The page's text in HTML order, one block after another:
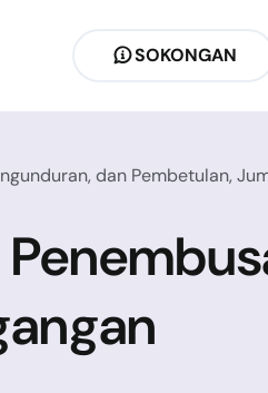
SOKONGAN
dan Pembetulan,